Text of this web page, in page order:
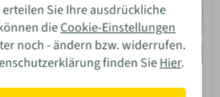
Sie Ihre ausdrückliche
dieCookie-Einstellungen
noch - ändern bzw. widerrufen.
finden SieHier.